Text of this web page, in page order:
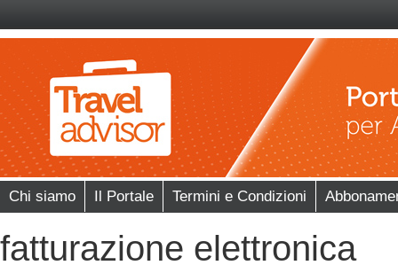
Chi siamo Il Portale Termini e Condizioni
fatturazione elettronica